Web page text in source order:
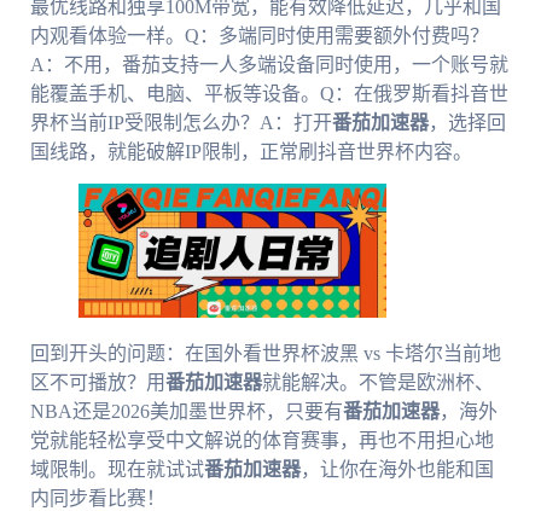
最优线路和独享100M带宽，能有效降低延迟，几乎和国
内观看体验一样。Q：多端同时使用需要额外付费吗？
A：不用，番茄支持一人多端设备同时使用，一个账号就
能覆盖手机、电脑、平板等设备。Q：在俄罗斯看抖音世
界杯当前IP受限制怎么办？A：打开番茄加速器，选择回
国线路，就能破解IP限制，正常刷抖音世界杯内容。
回到开头的问题：在国外看世界杯波黑 vs 卡塔尔当前地
区不可播放？用番茄加速器就能解决。不管是欧洲杯、
NBA还是2026美加墨世界杯，只要有番茄加速器，海外
党就能轻松享受中文解说的体育赛事，再也不用担心地
域限制。现在就试试番茄加速器，让你在海外也能和国
内同步看比赛！